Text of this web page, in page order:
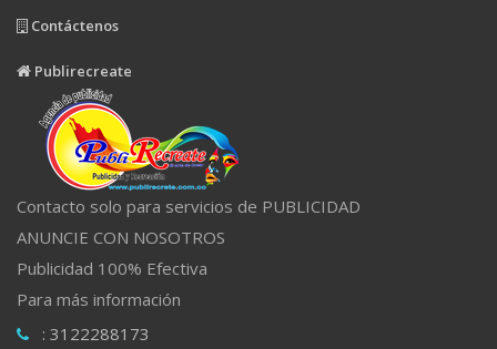
Contáctenos
Publirecreate
Contacto solo para servicios de PUBLICIDAD
ANUNCIE CON NOSOTROS
Publicidad 100% Efectiva
Para más información
: 3122288173